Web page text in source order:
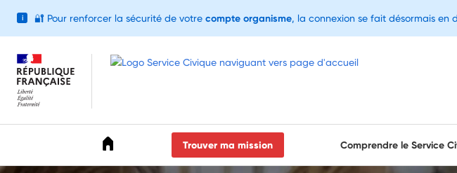
Trouver ma mission Comprendre le Service
i 🔐 Pour renforcer la sécurité de votre compte organisme, la connexion se fait désormais